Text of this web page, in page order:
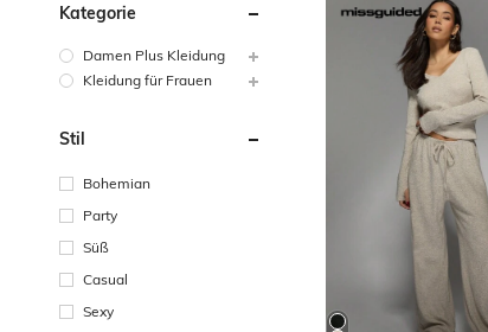
Kategorie
Damen Plus Kleidung
Kleidung für Frauen
Stil
Bohemian
Party
Süß
Casual
Sexy